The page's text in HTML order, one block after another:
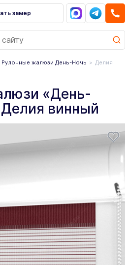
замер
Рулонные жалюзи День-Ночь
Делия
«День-
винный